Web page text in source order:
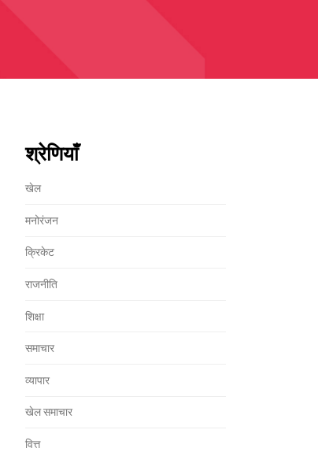
श्रेणियाँ
खेल
मनोरंजन
क्रिकेट
राजनीति
शिक्षा
समाचार
व्यापार
खेल समाचार
वित्त